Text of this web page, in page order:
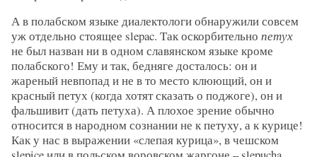
А в полабском языке диалектологи обнаружили совсем
уж отдельно стоящее slepac. Так оскорбительнопетух
не был назван ни в одном славянском языке кроме
полабского! Ему и так, бедняге досталось: он и
жареный невпопад и не в то место клюющий, он и
красный петух (когда хотят сказать о поджоге), он и
фальшивит (дать петуха). А плохое зрение обычно
относится в народном сознании не к петуху, а к курице!
Как у нас в выражении «слепая курица», в чешском